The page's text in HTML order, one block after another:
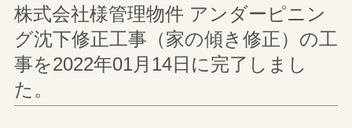
株式会社様管理物件 アンダーピニン
グ沈下修正工事（家の傾き修正）の工
事を2022年01月14日に完了しまし
た。